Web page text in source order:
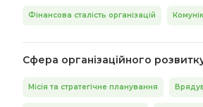
Фінансова сталість організацій
Сфера організаційного
Місія та стратегічне планування